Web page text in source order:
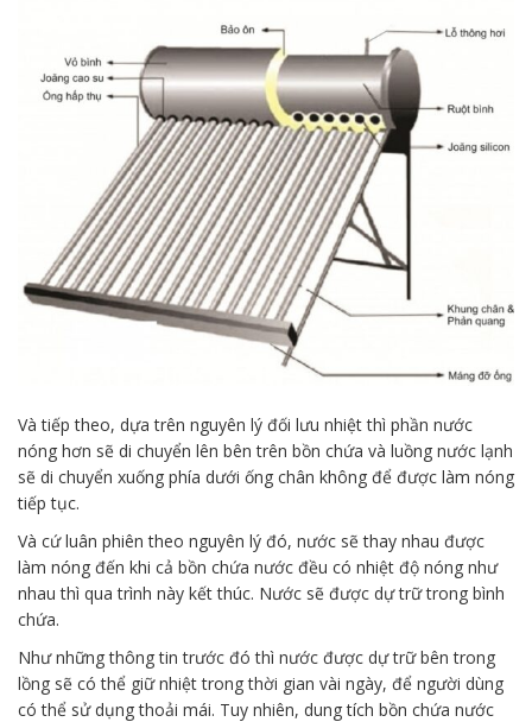
Và tiếp theo, dựa trên nguyên lý đối lưu nhiệt thì phần nước
nóng hơn sẽ di chuyển lên bên trên bồn chứa và luồng nước lạnh
sẽ di chuyển xuống phía dưới ống chân không để được làm nóng
tiếp tục.
Và cứ luân phiên theo nguyên lý đó, nước sẽ thay nhau được
làm nóng đến khi cả bồn chứa nước đều có nhiệt độ nóng như
nhau thì qua trình này kết thúc. Nước sẽ được dự trữ trong bình
chứa.
Như những thông tin trước đó thì nước được dự trữ bên trong
lồng sẽ có thể giữ nhiệt trong thời gian vài ngày, để người dùng
có thể sử dụng thoải mái. Tuy nhiên, dung tích bồn chứa nước